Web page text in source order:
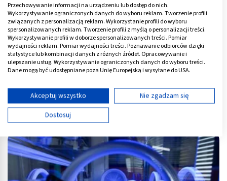
Pasożyty u dziecka - objawy i badania. Jak wygląda leczenie?
Przechowywanie informacji na urządzeniu lub dostęp do nich.
Wykorzystywanie ograniczonych danych do wyboru reklam. Tworzenie profili
związanych z personalizacją reklam. Wykorzystanie profili do wyboru
spersonalizowanych reklam. Tworzenie profili z myślą o personalizacji treści.
Wykorzystywanie profili w doborze spersonalizowanych treści. Pomiar
wydajności reklam. Pomiar wydajności treści. Poznawanie odbiorców dzięki
statystyce lub kombinacji danych z różnych źródeł. Opracowywanie i
ulepszanie usług. Wykorzystywanie ograniczonych danych do wyboru treści.
Dane mogą być udostępniane poza Unię Europejską i wysyłane do USA.
Wyświetl listę partnerów (11 dostawców IAB)
Używamy Twoich danych w następujących celach:
Cele przetwarzania IAB:
Przechowywanie informacji na urządzeniu lub
dostęp do nich
Wykorzystywanie ograniczonych danych do
wyboru reklam
Akceptuj wszystko
Nie zgadzam się
Dostosuj